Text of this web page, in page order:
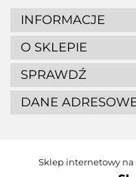
INFORMACJE
O SKLEPIE
SPRAWDŹ
DANE
Sklep internetowy